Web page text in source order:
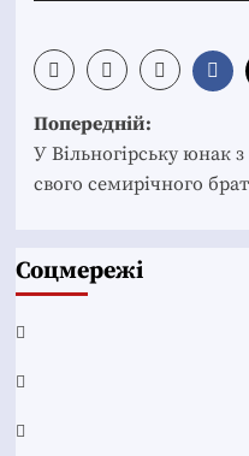
Post
navigation
Попередній:
У Вільногірську юнак
свого семирічного
Соцмережі
Facebook
YouTube
Telegram